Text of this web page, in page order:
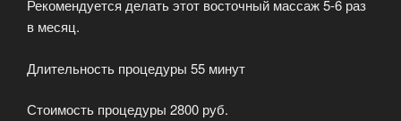
Рекомендуется делать этот восточный массаж 5-6 раз
в месяц.
Длительность процедуры 55 минут
Стоимость процедуры 2800 руб.